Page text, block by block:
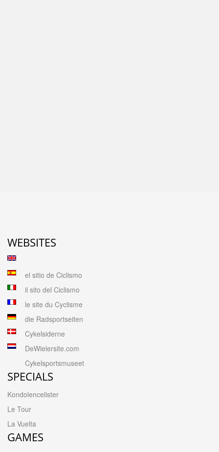
WEBSITES
el sitio de Ciclismo
il sito del Ciclismo
le site du Cyclisme
die Radsportseiten
Cykelsiderne
DeWielersite.com
Cykelsportsmuseet
SPECIALS
Kondolencelister
Le Tour
La Vuelta
GAMES